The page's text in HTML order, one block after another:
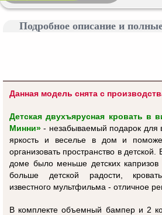
Подробное описание и
Данная модель снята с
Детская двухъярусная кровать в
Минни»- незабываемый подарок для
яркость и веселье в дом и
организовать пространство в
доме было меньше детских капризов
больше детской радости,
известного мультфильма - отличное
В комплекте объемный бампер и 2